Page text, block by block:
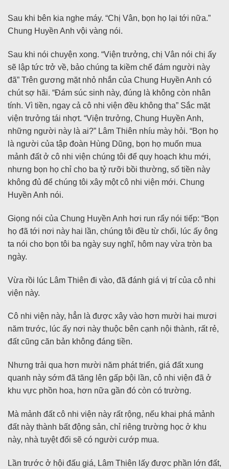
Sau khi bên kia nghe máy. “Chị Vân, bọn họ lại tới nữa.”
Chung Huyền Anh vội vàng nói.
Sau khi nói chuyện xong. “Viện trưởng, chị Vân nói chị ấy
sẽ lập tức trở về, bảo chúng ta kiềm chế đám người này
đã” Trên gương mặt nhỏ nhắn của Chung Huyền Anh có
chút sợ hãi. “Đám súc sinh này, đúng là không còn nhân
tính. Vì tiền, ngay cả cô nhi viện đều không tha” Sắc mặt
viện trưởng tái nhợt. “Viện trưởng, Chung Huyền Anh,
những người này là ai?” Lâm Thiên nhíu mày hỏi. “Bọn họ
là người của tập đoàn Hùng Dũng, bọn họ muốn mua
mảnh đất ở cô nhi viện chúng tôi để quy hoạch khu mới,
nhưng bọn họ chỉ cho ba tỷ rưỡi bồi thường, số tiền này
không đủ để chúng tôi xây một cô nhi viện mới. Chung
Huyền Anh nói.
Giọng nói của Chung Huyền Anh hơi run rẩy nói tiếp: “Bọn
họ đã tới nơi này hai lần, chúng tôi đều từ chối, lúc ấy ông
ta nói cho bọn tôi ba ngày suy nghĩ, hôm nay vừa tròn ba
ngày.
Vừa rồi lúc Lâm Thiên đi vào, đã đánh giá vị trí của cô nhi
viện này.
Cô nhi viện này, hẳn là được xây vào hơn mười hai mươi
năm trước, lúc ấy nơi này thuộc bên cạnh nội thành, rất rẻ,
đất cũng căn bản không đáng tiền.
Nhưng trải qua hơn mười năm phát triển, giá đất xung
quanh này sớm đã tăng lên gấp bội lần, cô nhi viện đã ở
khu vực phồn hoa, hơn nữa gần đó còn có trường.
Mà mảnh đất cô nhi viện này rất rộng, nếu khai phá mảnh
đất này thành bất động sản, chỉ riêng trường học ở khu
này, nhà tuyệt đối sẽ có người cướp mua.
Lần trước ở hội đấu giá, Lâm Thiên lấy được phần lớn đất,